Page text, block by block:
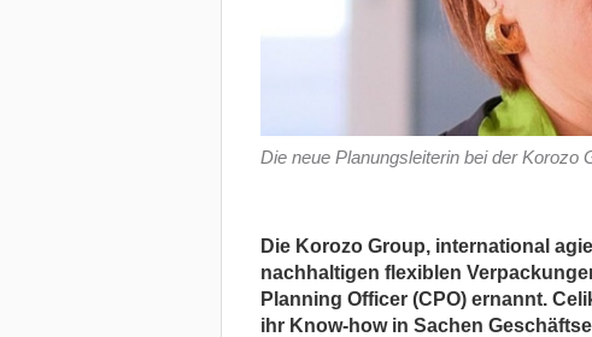
Die neue Planungsleiterin bei der Korozo
Die Korozo Group, international
nachhaltigen flexiblen
Planning Officer (CPO) ernannt.
ihr Know-how in Sachen